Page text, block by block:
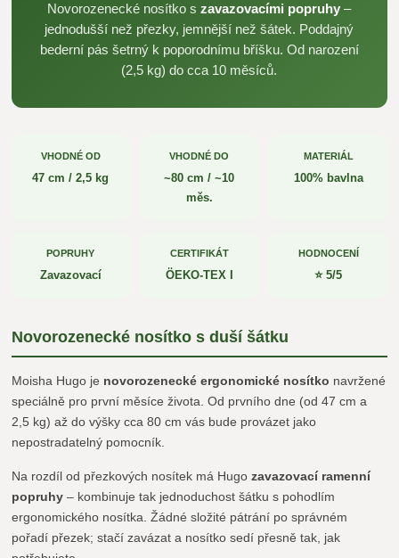
Novorozenecké nosítko szavazovacími popruhy –
jednodušší než přezky, jemnější než šátek. Poddajný
bederní pás šetrný k poporodnímu bříšku. Od narození
(2,5 kg) do cca 10 měsíců.
VHODNÉ OD
47 cm / 2,5 kg
VHODNÉ DO
~80 cm / ~10
měs.
MATERIÁL
100% bavlna
POPRUHY
Zavazovací
CERTIFIKÁT
ÖEKO-TEX I
HODNOCENÍ
⭐ 5/5
Novorozenecké nosítko s duší šátku
Moisha Hugo je novorozenecké ergonomické nosítko navržené
speciálně pro první měsíce života. Od prvního dne (od 47 cm a
2,5 kg) až do výšky cca 80 cm vás bude provázet jako
nepostradatelný pomocník.
Na rozdíl od přezkových nosítek má Hugozavazovací ramenní
popruhy – kombinuje tak jednoduchost šátku s pohodlím
ergonomického nosítka. Žádné složité pátrání po správném
pořadí přezek; stačí zavázat a nosítko sedí přesně tak, jak